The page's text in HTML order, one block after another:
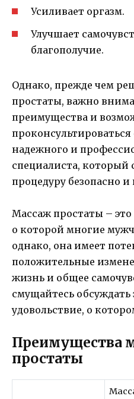
Усиливает оргазм.
Улучшает
благополучие.
Однако, прежде чем
простаты, важно
преимущества и
надежного и
специалиста, который
процедуру безопасно
Массаж простаты –
о которой многие
однако, она имеет
положительные
жизнь и общее
смущайтесь обсуждать
удовольствие, о
Преимущества
простаты